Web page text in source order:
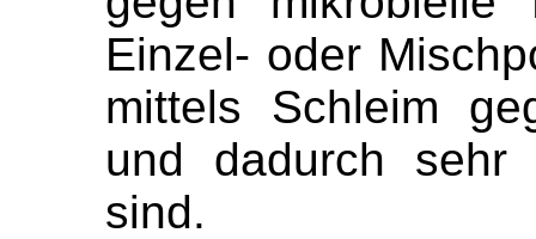
Einzel- oder
mittels Schleim
und dadurch sehr
sind.